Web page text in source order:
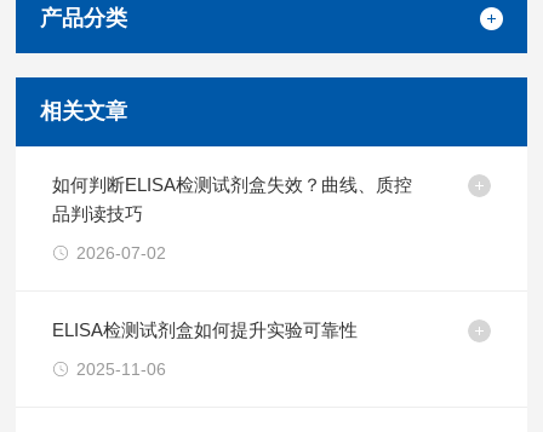
产品分类
相关文章
如何判断ELISA检测试剂盒失效？曲线、质控
品判读技巧
2026-07-02
ELISA检测试剂盒如何提升实验可靠性
2025-11-06